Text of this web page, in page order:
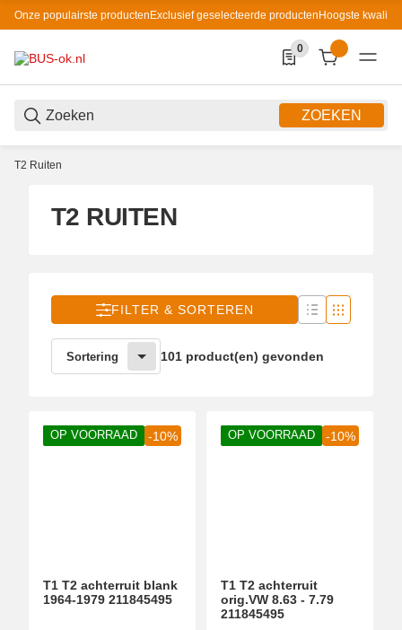
Onze populairste productenExclusief geselecteerde productenHoogste kwaliteit
ZOEKEN
0
0 Produkte in der
T2 Ruiten
T2 RUITEN
FILTER & SORTEREN
Sortering 101 product(en) gevonden
OP VOORRAAD -10%
T1 T2 achterruit blank
1964-1979 211845495
OP VOORRAAD -10%
T1 T2 achterruit
orig.VW 8.63 - 7.79
211845495